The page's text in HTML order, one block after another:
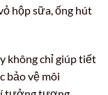
hộp sữa, ống hút
không chỉ giúp tiết
bảo vệ môi